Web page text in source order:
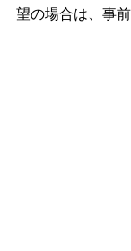
望の場合は、事